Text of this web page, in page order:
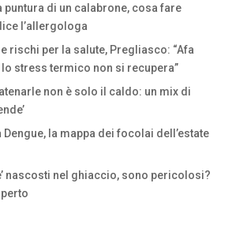
puntura di un calabrone, cosa fare
l’allergologa
rischi per la salute, Pregliasco: “Afa
stress termico non si recupera”
non è solo il caldo: un mix di
Dengue, la mappa dei focolai dell’estate
nascosti nel ghiaccio, sono pericolosi?